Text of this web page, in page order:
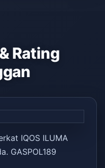
Rating
IQOS ILUMA
GASPOL189